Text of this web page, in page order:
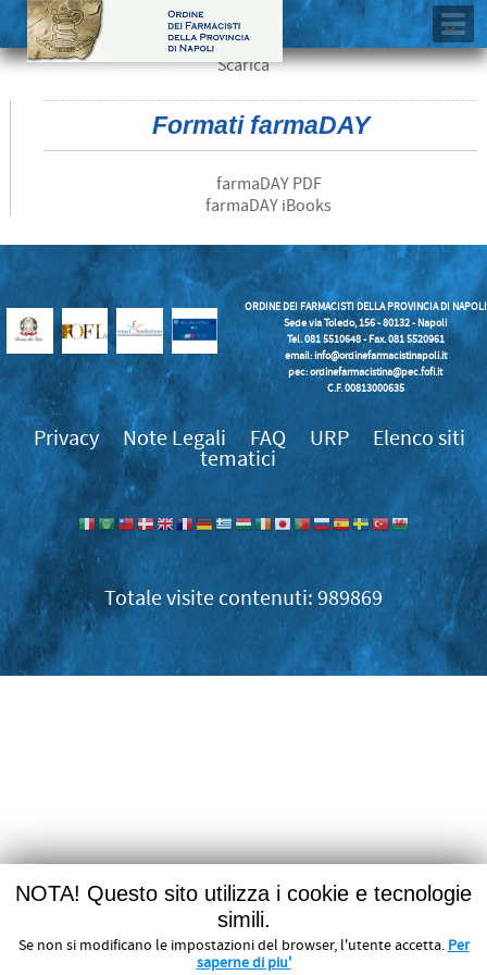
Scarica
Formati farmaDAY
farmaDAY PDF
farmaDAY iBooks
ORDINE DEI FARMACISTI DELLA PROVINCIA DI NAPOLI
Sede via Toledo, 156 - 80132 - Napoli
Tel. 081 5510648 - Fax. 081 5520961
email:info@ordinefarmacistinapoli.it
pec: ordinefarmacistina@pec.fofi.it
C.F. 00813000635
Privacy Note Legali FAQ URP
Elenco siti
tematici
989869
NOTA! Questo sito utilizza i cookie e tecnologie
simili.
Se non si modificano le impostazioni del browser, l'utente accetta. Per
saperne di piu'